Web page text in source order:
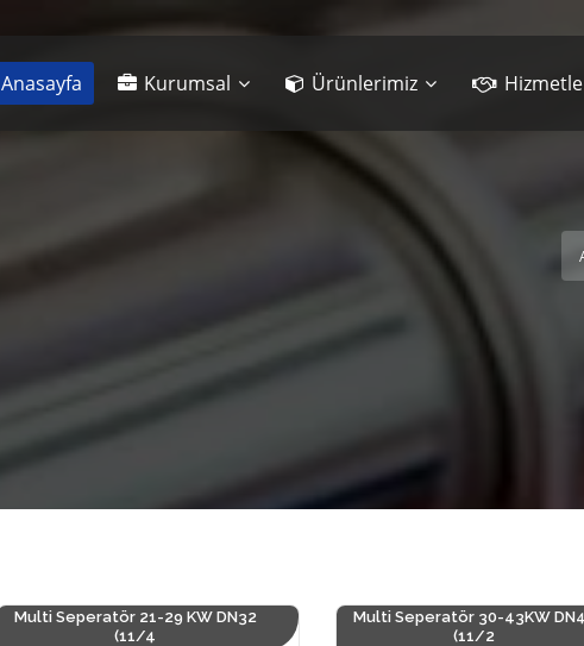
Anasayfa Kurumsal Ürünlerimiz
Multi Seperatör 21-29 KW DN32
(11/4
Multi Seperatör 30-43KW
(11/2